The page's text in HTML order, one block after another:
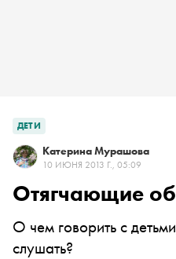
ДЕТИ
Катерина Мурашова
10 ИЮНЯ 2013 Г., 05:09
Отягчающие
О чем говорить с
слушать?